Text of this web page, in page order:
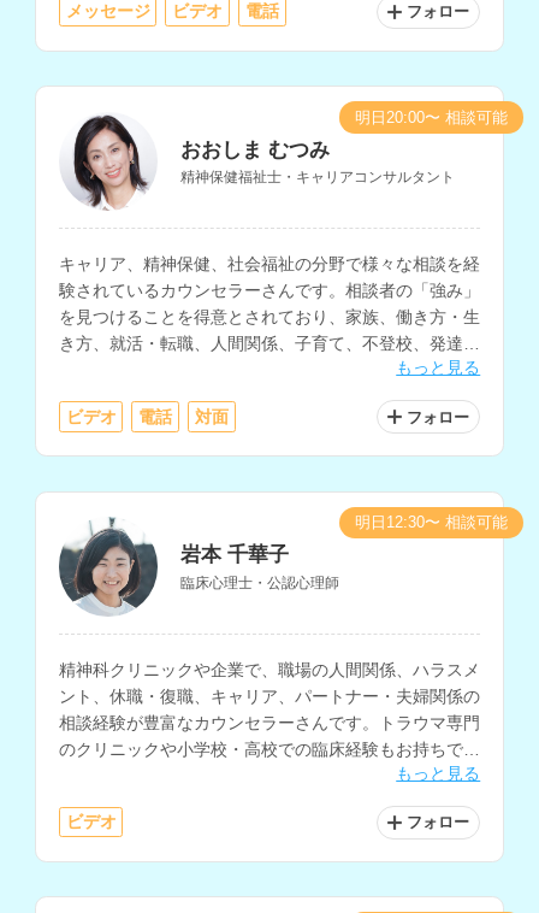
メッセージ ビデオ 電話 フォロー
おおしま むつみ
精神保健福祉士・キャリアコンサルタント
キャリア、精神保健、社会福祉の分野で様々な相談を経
験されているカウンセラーさんです。相談者の「強み」
を見つけることを得意とされており、家族、働き方・生
き方、就活・転職、人間関係、子育て、不登校、発達障
もっと見る
ビデオ 電話 対面 フォロー
明日20:00〜 相談可能
岩本 千華子
臨床心理士・公認心理師
精神科クリニックや企業で、職場の人間関係、ハラスメ
ント、休職・復職、キャリア、パートナー・夫婦関係の
相談経験が豊富なカウンセラーさんです。トラウマ専門
のクリニックや小学校・高校での臨床経験もお持ちで、
PTSD、自己理解、子育て等の相談も得意とされていま
もっと見る
ビデオ フォロー
明日12:30〜 相談可能